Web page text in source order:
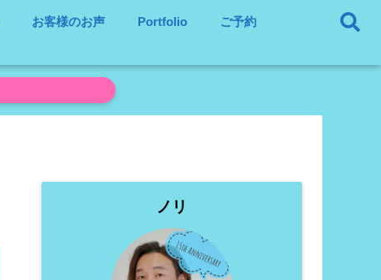
お客様のお声 Portfolio ご予約
ノリ